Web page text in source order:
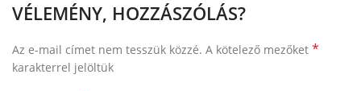
VÉLEMÉNY, HOZZÁSZÓLÁS?
Az e-mail címet nem tesszük közzé. A kötelező mezőket *
karakterrel jelöltük